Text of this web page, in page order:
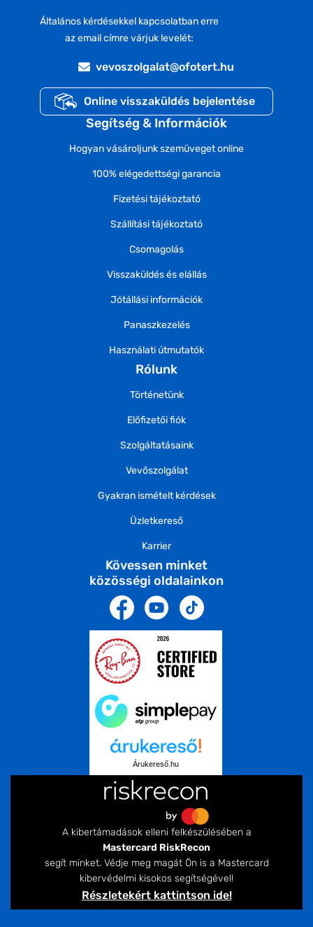
Általános kérdésekkel kapcsolatban erre
az email címre várjuk levelét:
vevoszolgalat@ofotert.hu
Online visszaküldés bejelentése
Segítség & Információk
Hogyan vásároljunk szemüveget online
100% elégedettségi garancia
Fizetési tájékoztató
Szállítási tájékoztató
Csomagolás
Visszaküldés és elállás
Jótállási információk
Panaszkezelés
Használati útmutatók
Rólunk
Történetünk
Előfizetői fiók
Szolgáltatásaink
Vevőszolgálat
Gyakran ismételt kérdések
Üzletkereső
Karrier
Kövessen minket
közösségi oldalainkon
Árukereső.hu
A kibertámadások elleni felkészülésében a
Mastercard RiskRecon
segít minket. Védje meg magát Ön is a Mastercard
kibervédelmi kisokos segítségével!
Részletekért kattintson ide!